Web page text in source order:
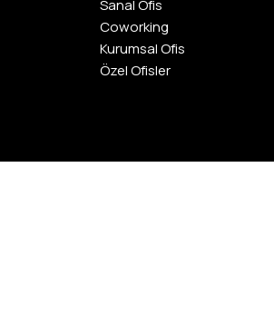
Sanal Ofis
Coworking
Kurumsal Ofis
Özel Ofisler